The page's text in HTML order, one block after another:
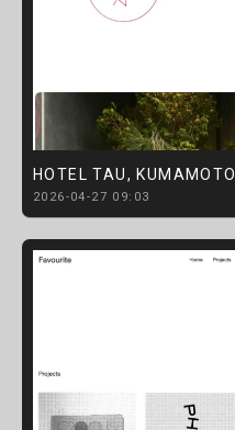
HOTEL TAU, KUMAMOTO
2026-04-27 09:03